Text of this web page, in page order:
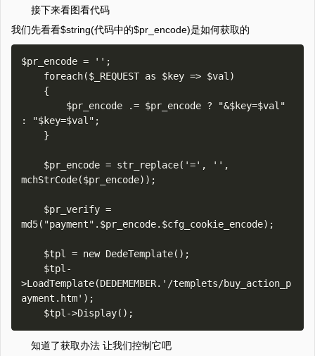
接下来看图看代码
我们先看看$string(代码中的$pr_encode)是如何获取的
$pr_encode = '';
foreach($_REQUEST as $key => $val)
{
$pr_encode .= $pr_encode ? "&$key=$val"
: "$key=$val";
}
$pr_encode = str_replace('=', '',
mchStrCode($pr_encode));
$pr_verify =
md5("payment".$pr_encode.$cfg_cookie_encode);
$tpl = new DedeTemplate();
$tpl-
>LoadTemplate(DEDEMEMBER.'/templets/buy_action_p
ayment.htm');
知道了获取办法 让我们控制它吧